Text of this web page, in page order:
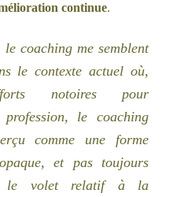
continue.
coaching me semblent
le contexte actuel où,
notoires pour
le coaching
comme une forme
opaque, et pas toujours
le volet relatif à la